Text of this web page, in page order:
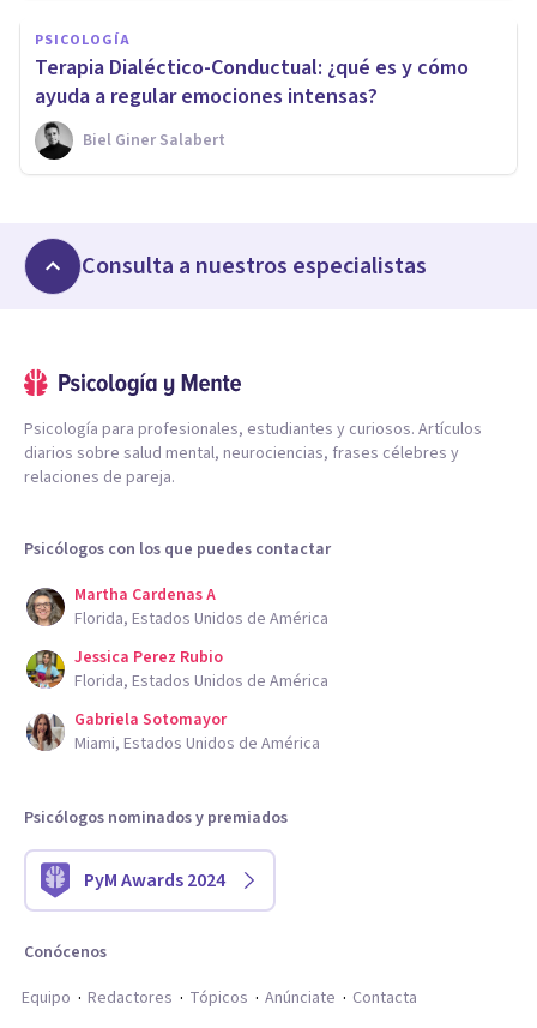
PSICOLOGÍA
Terapia Dialéctico-Conductual: ¿qué es y cómo
ayuda a regular emociones intensas?
Biel Giner Salabert
Consulta a nuestros especialistas
Psicología para profesionales, estudiantes y curiosos. Artículos
diarios sobre salud mental, neurociencias, frases célebres y
relaciones de pareja.
Psicólogos con los que puedes contactar
Martha Cardenas A
Florida, Estados Unidos de América
Jessica Perez Rubio
Florida, Estados Unidos de América
Gabriela Sotomayor
Miami, Estados Unidos de América
Psicólogos nominados y premiados
PyM Awards 2024
Conócenos
Equipo
Redactores Tópicos Anúnciate Contacta